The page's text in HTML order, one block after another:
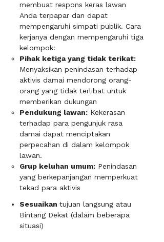
membuat respons keras lawan
Anda terpapar dan dapat
mempengaruhi simpati publik. Cara
kerjanya dengan mempengaruhi tiga
kelompok:​
Pihak ketiga yang tidak terikat:
Menyaksikan penindasan terhadap
aktivis damai mendorong orang-
orang yang tidak terlibat untuk
memberikan dukungan
Pendukung lawan: Kekerasan
terhadap para pengunjuk rasa
damai dapat menciptakan
perpecahan di dalam kelompok
lawan.
Grup keluhan umum: Penindasan
yang berkepanjangan memperkuat
tekad para aktivis
Sesuaikan tujuan langsung atau
Bintang Dekat (dalam beberapa
situasi)